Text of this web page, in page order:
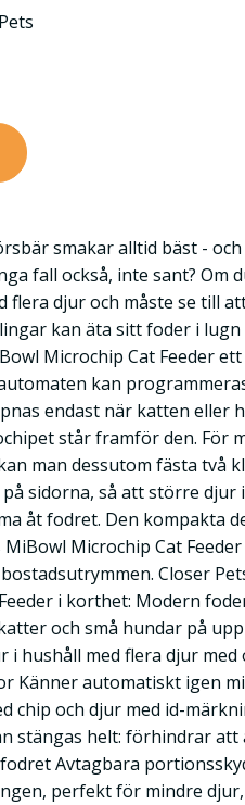
smakar alltid bäst -
fall också, inte sant? Om
flera djur och måste se till
kan äta sitt foder i
Microchip Cat Feeder
kan
endast när katten eller
står framför den. För
man dessutom fästa två
sidorna, så att större djur
åt fodret. Den kompakta
Microchip Cat
Closer
i korthet: Modern
och små hundar på
i hushåll med flera djur med
Känner automatiskt igen
chip och djur med id-
stängas helt: förhindrar
Avtagbara
perfekt för mindre